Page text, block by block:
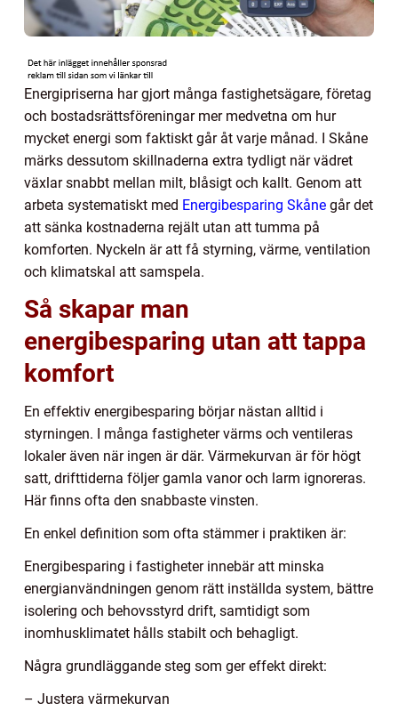
Energipriserna har gjort många fastighetsägare, företag
och bostadsrättsföreningar mer medvetna om hur
mycket energi som faktiskt går åt varje månad. I Skåne
märks dessutom skillnaderna extra tydligt när vädret
växlar snabbt mellan milt, blåsigt och kallt. Genom att
arbeta systematiskt med Energibesparing Skåne går det
att sänka kostnaderna rejält utan att tumma på
komforten. Nyckeln är att få styrning, värme, ventilation
och klimatskal att samspela.
Så skapar man
energibesparing utan att tappa
komfort
En effektiv energibesparing börjar nästan alltid i
styrningen. I många fastigheter värms och ventileras
lokaler även när ingen är där. Värmekurvan är för högt
satt, drifttiderna följer gamla vanor och larm ignoreras.
Här finns ofta den snabbaste vinsten.
En enkel definition som ofta stämmer i praktiken är:
Energibesparing i fastigheter innebär att minska
energianvändningen genom rätt inställda system, bättre
isolering och behovsstyrd drift, samtidigt som
inomhusklimatet hålls stabilt och behagligt.
Några grundläggande steg som ger effekt direkt:
– Justera värmekurvan